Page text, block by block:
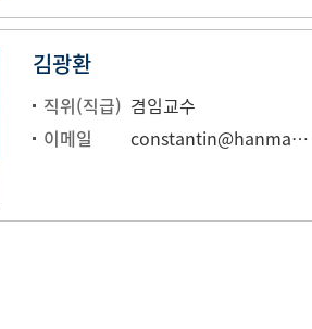
김광환
직위(직급) 겸임교수
이메일
constantin@hanmail.net